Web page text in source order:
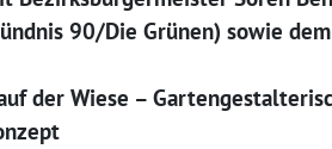
90/Die Grünen) sowie
der Wiese –